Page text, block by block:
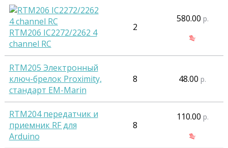
RTM206 IC2272/2262 4
channel RC
2
580.00 р.
RTM205 Электронный
ключ-брелок Proximity,
стандарт EM-Marin
8 48.00 р.
RTM204 передатчик и
приемник RF для
Arduino
8
110.00 р.